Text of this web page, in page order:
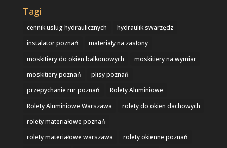
Tagi
cennik usług hydraulicznych
hydraulik swarzędz
instalator poznań
materiały na zasłony
moskitiery do okien balkonowych
moskitiery na wymiar
moskitiery poznań
plisy poznań
przepychanie rur poznań
Rolety Aluminiowe
Rolety Aluminiowe Warszawa
rolety do okien dachowych
rolety materiałowe poznań
rolety materiałowe warszawa
rolety okienne poznań